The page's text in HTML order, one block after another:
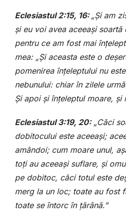
Eclesiastul 2:15, 16:„Și am
și eu voi avea aceeași soartă
pentru ce am fost mai
mea: „Și aceasta este o
pomenirea înțeleptului nu
nebunului: chiar în zilele
Și apoi și înțeleptul moare, și
Eclesiastul 3:19, 20:„Căci
dobitocului este aceeași;
amândoi; cum moare unul,
toți au aceeași suflare, și
pe dobitoc, căci totul este
merg la un loc; toate au fost
toate se întorc în țărână.”